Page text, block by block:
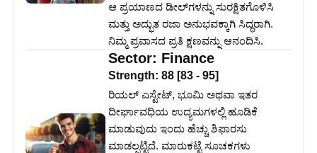
ಆ ಪ್ರಯಾಣದ ಡೀಲ್‌ಗಳನ್ನು ಸುರಕ್ಷಿತಗೊಳಿಸಿ
ಮತ್ತು ಅದ್ಭುತ ರಜಾ ಅನುಭವಕ್ಕಾಗಿ ಸಿದ್ಧರಾಗಿ.
ನಿಮ್ಮ ಪ್ರವಾಸದ ಪ್ರತಿ ಕ್ಷಣವನ್ನು ಆನಂದಿಸಿ.
Sector: Finance
Strength: 88 [83 - 95]
ರಿಯಲ್ ಎಸ್ಟೇಟ್, ಭೂಮಿ ಅಥವಾ ಇತರ
ದೀರ್ಘಾವಧಿಯ ಉದ್ಯಮಗಳಲ್ಲಿ ಹೂಡಿಕೆ
ಮಾಡುವುದು ಇಂದು ಹೆಚ್ಚು ಶಿಫಾರಸು
ಮಾಡಲ್ಪಟ್ಟಿದೆ. ಮಾರುಕಟ್ಟೆ ಸೂಚಕಗಳು